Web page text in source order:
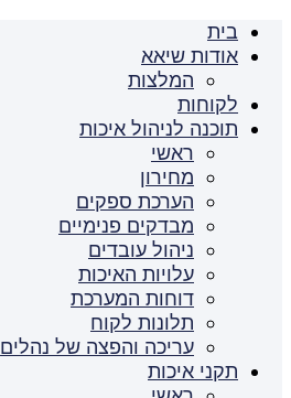
בית
אודות שיאא
המלצות
לקוחות
תוכנה לניהול איכות
ראשי
מחירון
הערכת ספקים
מבדקים פנימיים
ניהול עובדים
עלויות האיכות
דוחות המערכת
תלונות לקוח
עריכה והפצה של נהלים
תקני איכות